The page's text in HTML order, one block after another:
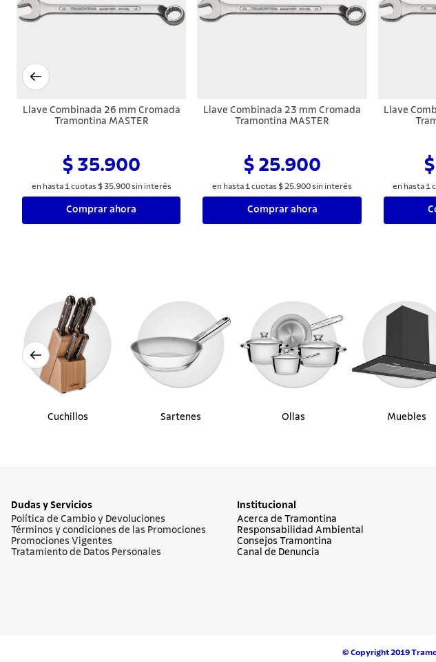
Llave Combinada 26 mm Cromada
Tramontina MASTER
$ 35.900
en hasta 1 cuotas $ 35.900sin interés
Comprar ahora
Llave Combinada 23 mm Cromada
Tramontina MASTER
$ 25.900
en hasta 1 cuotas $ 25.900sin interés
Comprar ahora
Llave
en hasta 1
Cuchillos Sartenes Ollas Muebles
Dudas y Servicios
Política de Cambio y Devoluciones
Términos y condiciones de las Promociones
Promociones Vigentes
Tratamiento de Datos Personales
Institucional
Acerca de Tramontina
Responsabilidad Ambiental
Consejos Tramontina
Canal de Denuncia
© Copyright 2019